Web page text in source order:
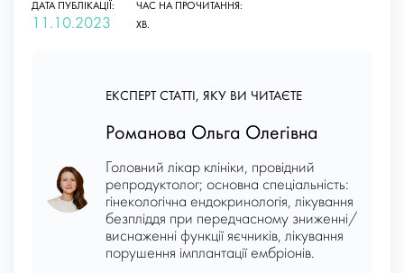
ДАТА ПУБЛІКАЦІЇ:
11.10.2023
ЧАС НА ПРОЧИТАННЯ:
ХВ.
ЕКСПЕРТ СТАТТІ, ЯКУ ВИ ЧИТАЄТЕ
Романова Ольга Олегівна
Головний лікар клініки, провідний
репродуктолог; основна спеціальність:
гінекологічна ендокринологія, лікування
безпліддя при передчасному зниженні/
виснаженні функції яєчників, лікування
порушення імплантації ембріонів.